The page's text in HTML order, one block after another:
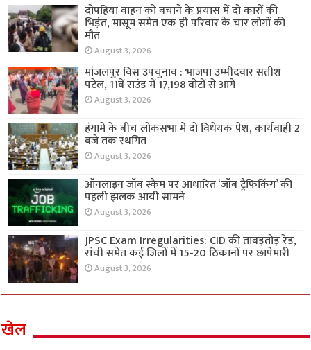
दोपहिया वाहन को बचाने के प्रयास में दो कारों की
भिड़ंत, मासूम समेत एक ही परिवार के चार लोगों की
मौत
August 3, 2026
मांजलपुर विस उपचुनाव : भाजपा उम्मीदवार सतीश
पटेल, 11वें राउंड में 17,198 वोटों से आगे
August 3, 2026
हंगामे के बीच लोकसभा में दो विधेयक पेश, कार्यवाही 2
बजे तक स्थगित
August 3, 2026
ऑनलाइन जॉब स्कैम पर आधारित ‘जॉब ट्रैफिकिंग’ की
पहली झलक आयी सामने
August 3, 2026
JPSC Exam Irregularities: CID की ताबड़तोड़ रेड,
रांची समेत कई जिलों में 15-20 ठिकानों पर छापेमारी
August 3, 2026
खेल